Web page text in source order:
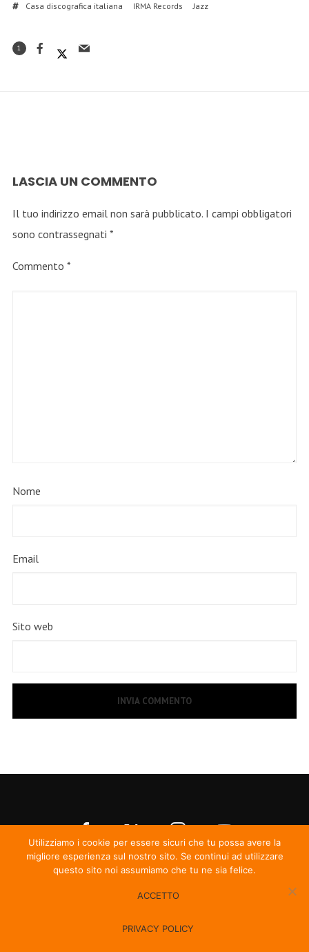
Casa discografica italiana
IRMA Records Jazz
1
LASCIA UN COMMENTO
Il tuo indirizzo email non sarà pubblicato. I campi obbligatori
sono contrassegnati *
Commento *
Nome
Email
Sito web
Utilizziamo i cookie per essere sicuri che tu possa avere la
migliore esperienza sul nostro sito. Se continui ad utilizzare
questo sito noi assumiamo che tu ne sia felice.
ACCETTO
PRIVACY POLICY